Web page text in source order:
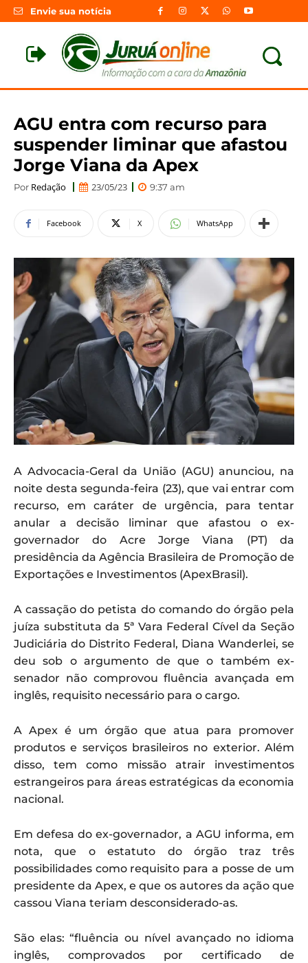
Envie sua notícia
AGU entra com recurso para
suspender liminar que afastou
Jorge Viana da Apex
Por Redação 23/05/23 9:37 am
Facebook X WhatsApp
A Advocacia-Geral da União (AGU) anunciou, na
noite desta segunda-feira (23), que vai entrar com
recurso, em caráter de urgência, para tentar
anular a decisão liminar que afastou o ex-
governador do Acre Jorge Viana (PT) da
presidência da Agência Brasileira de Promoção de
Exportações e Investimentos (ApexBrasil).
A cassação do petista do comando do órgão pela
juíza substituta da 5ª Vara Federal Cível da Seção
Judiciária do Distrito Federal, Diana Wanderlei, se
deu sob o argumento de que o também ex-
senador não comprovou fluência avançada em
inglês, requisito necessário para o cargo.
A Apex é um órgão que atua para promover
produtos e serviços brasileiros no exterior. Além
disso, tem como missão atrair investimentos
estrangeiros para áreas estratégicas da economia
nacional.
Em defesa do ex-governador, a AGU informa, em
nota, que o estatuto do órgão traz três
possibilidades como requisito para a posse de um
presidente da Apex, e que os autores da ação que
cassou Viana teriam desconsiderado-as.
São elas: “fluência ou nível avançado no idioma
inglês, comprovados por certificado de